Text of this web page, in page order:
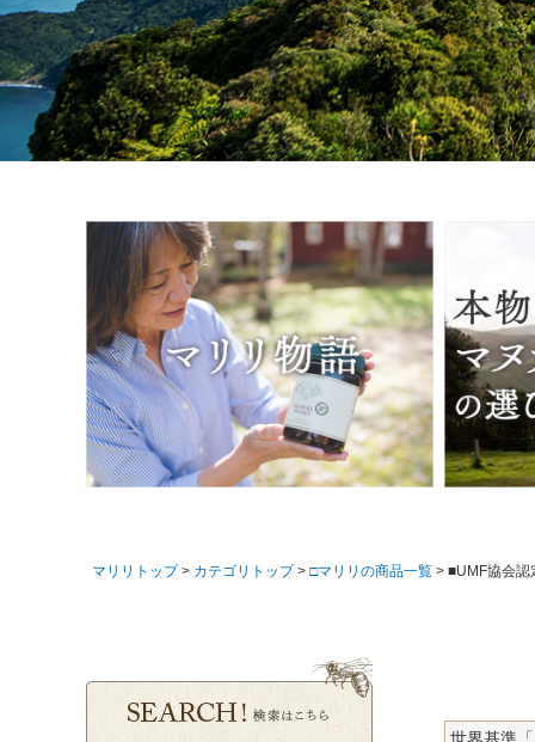
マリリトップ カテゴリトップ □マリリの商品一覧 ■UMF協会認